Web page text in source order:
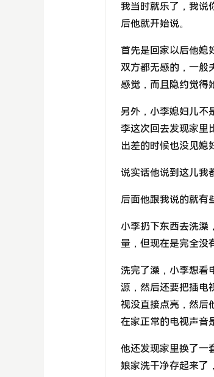
我当时就乐了，我说
后他就开始说。
首先是回家以后他媳
双方都无感的，一
感觉，而且隐约觉得
另外，小李媳妇儿不
李这次回去发现家里
出差的时候也没见媳
说实话他说到这儿
后面他跟我说的就有
小李扔下东西去洗
量，但现在是完全没
洗完了澡，小李想
源，然后还要把插电
视没直接点亮，然后
在家正常的电视声音
他还发现家里换了一
娘家洗干净存起来